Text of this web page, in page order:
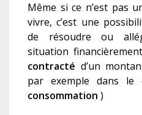
Même si ce n’est pas
vivre, c’est une
de résoudre ou
situation
contracté d’un
par exemple dans le
consommation )